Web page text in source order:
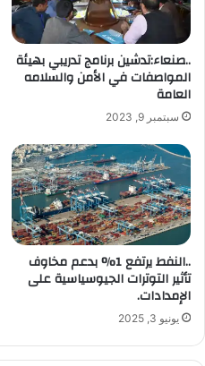
ل
ك
ر
و
ي
..صنعاء:تدشين برنامج تدريبي بهيئة
المواصفات في الأمن والسلامه
العامة
سبتمبر 9, 2023
..النفط يرتفع 1% بدعم مخاوف
تأثير التوترات الجيوسياسية على
الإمدادات.
يونيو 3, 2025